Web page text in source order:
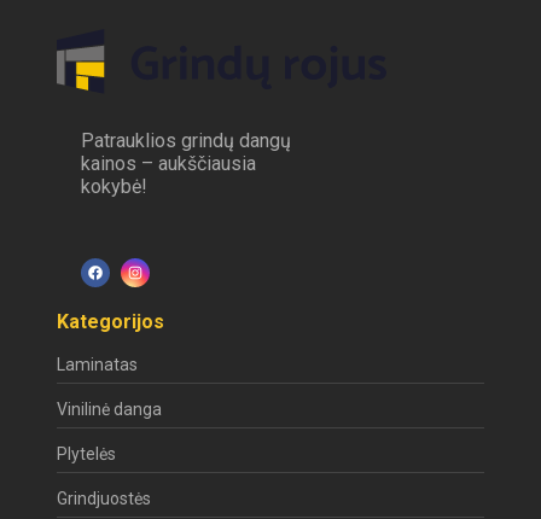
Patrauklios grindų dangų
kainos – aukščiausia
kokybė!
Kategorijos
Laminatas
Vinilinė danga
Plytelės
Grindjuostės